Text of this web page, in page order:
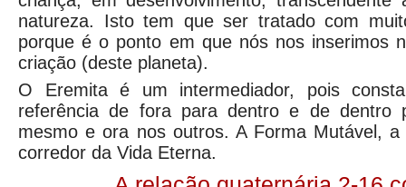
natureza. Isto tem que ser tratado com
porque é o ponto em que nós nos inserimos
criação (deste planeta).
O Eremita é um intermediador, pois
referência de fora para dentro e de dentro
mesmo e ora nos outros. A Forma Mutável, a
corredor da Vida Eterna.